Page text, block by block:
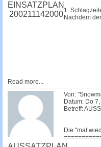
EINSATZPLAN
2002111420001.
Nachdem
Read more...
Von:
Datum: Do
Betreff:
Die "mal